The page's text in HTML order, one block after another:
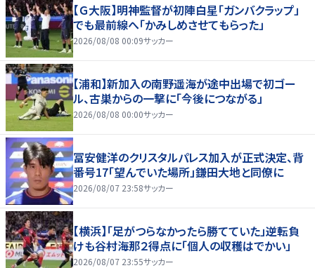
【Ｇ大阪】明神監督が初陣白星「ガンバクラップ」
でも最前線へ「かみしめさせてもらった」
2026/08/08 00:09サッカー
【浦和】新加入の南野遥海が途中出場で初ゴー
ル、古巣からの一撃に「今後につながる」
2026/08/08 00:00サッカー
冨安健洋のクリスタルパレス加入が正式決定、背
番号17「望んでいた場所」鎌田大地と同僚に
2026/08/07 23:58サッカー
【横浜】「足がつらなかったら勝てていた」逆転負
けも谷村海那２得点に「個人の収穫はでかい」
2026/08/07 23:55サッカー